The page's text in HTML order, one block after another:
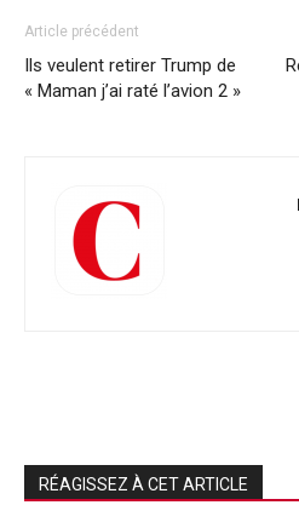
Article précédent
Ils veulent retirer Trump de
« Maman j’ai raté l’avion 2 »
RÉAGISSEZ À CET ARTICLE